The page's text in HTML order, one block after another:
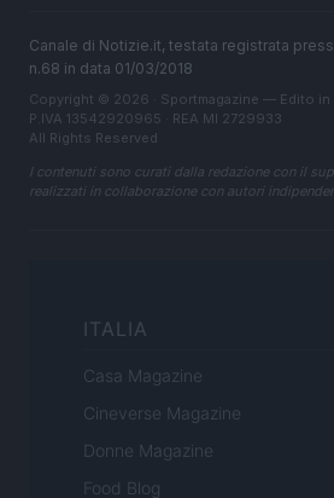
Canale di Notizie.it, testata registrata
n.68 in data 01/03/2018
Copyright © 2026 · Sportmagazine — Edito in
P.IVA 13542920965 · REA MI 2729933
All Rights Reserved
I contenuti sono curati dalla redazione con il
realizzati in collaborazione con autori
ITALIA
Casa Magazine
Cineverse Magazine
Donne Magazine
Food Blog